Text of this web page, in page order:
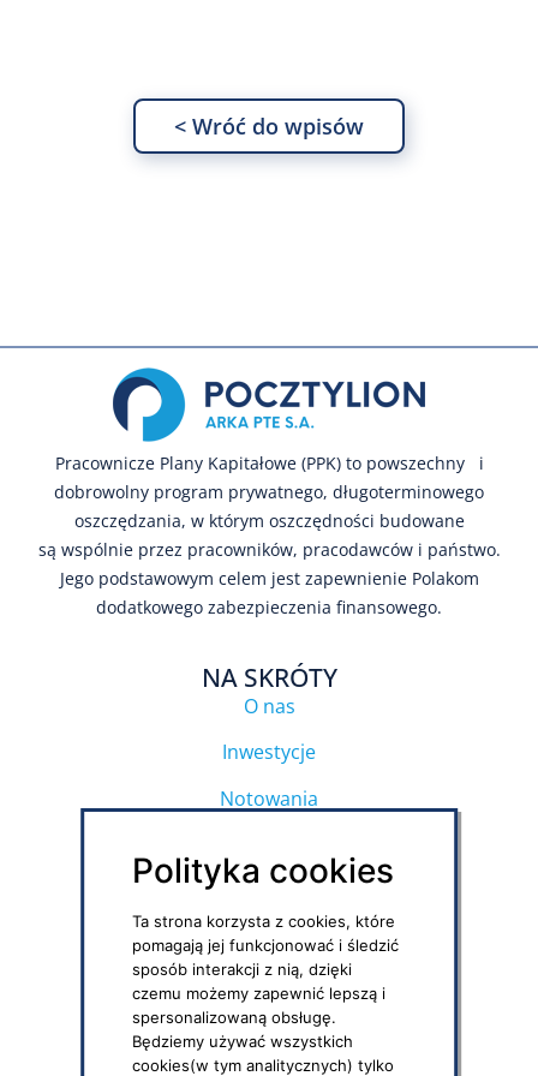
< Wróć do wpisów
Pracownicze Plany Kapitałowe (PPK) to powszechny i
dobrowolny program prywatnego, długoterminowego
oszczędzania, w którym oszczędności budowane
są wspólnie przez pracowników, pracodawców i państwo.
Jego podstawowym celem jest zapewnienie Polakom
dodatkowego zabezpieczenia finansowego.
NA SKRÓTY
O nas
Inwestycje
Notowania
Polityka prywatności
Polityka social media
DOKUMENTY DO POBRANIA
PPK – formularze i druki
Polityka cookies
Ta strona korzysta z cookies, które
pomagają jej funkcjonować i śledzić
sposób interakcji z nią, dzięki
czemu możemy zapewnić lepszą i
spersonalizowaną obsługę.
Będziemy używać wszystkich
cookies(w tym analitycznych) tylko